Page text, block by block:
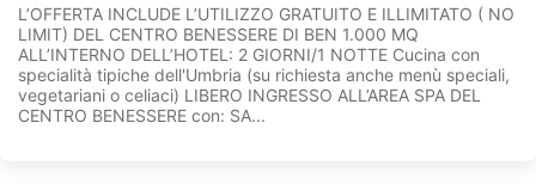
L’OFFERTA INCLUDE L’UTILIZZO GRATUITO E ILLIMITATO ( NO
LIMIT) DEL CENTRO BENESSERE DI BEN 1.000 MQ
ALL’INTERNO DELL’HOTEL: 2 GIORNI/1 NOTTE Cucina con
specialità tipiche dell'Umbria (su richiesta anche menù speciali,
vegetariani o celiaci) LIBERO INGRESSO ALL’AREA SPA DEL
CENTRO BENESSERE con: SA...